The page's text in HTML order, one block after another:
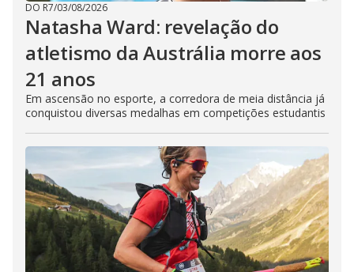
DO R7/03/08/2026
Natasha Ward: revelação do
atletismo da Austrália morre aos
21 anos
Em ascensão no esporte, a corredora de meia distância já
conquistou diversas medalhas em competições estudantis